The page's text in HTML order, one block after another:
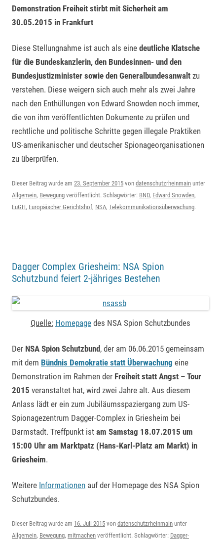
Demonstration Freiheit stirbt mit Sicherheit am
30.05.2015 in Frankfurt
Diese Stellungnahme ist auch als eine deutliche Klatsche
für die Bundeskanzlerin, den Bundesinnen- und den
Bundesjustizminister sowie den Generalbundesanwalt zu
verstehen. Diese weigern sich auch mehr als zwei Jahre
nach den Enthüllungen von Edward Snowden noch immer,
die von ihm veröffentlichten Dokumente zu prüfen und
rechtliche und politische Schritte gegen illegale Praktiken
US-amerikanischer und deutscher Spionageorganisationen
zu überprüfen.
Dieser Beitrag wurde am 23. September 2015 von datenschutzrheinmain unter
Allgemein, Bewegung veröffentlicht. Schlagwörter: BND, Edward Snowden,
EuGH, Europäischer Gerichtshof, NSA, Telekommunikationsüberwachung.
Dagger Complex Griesheim: NSA Spion
Schutzbund feiert 2-jähriges Bestehen
Quelle: Homepage des NSA Spion Schutzbundes
Der NSA Spion Schutzbund, der am 06.06.2015 gemeinsam
mit dem Bündnis Demokratie statt Überwachung eine
Demonstration im Rahmen der Freiheit statt Angst – Tour
2015 veranstaltet hat, wird zwei Jahre alt. Aus diesem
Anlass lädt er ein zum Jubiläumsspaziergang zum US-
Spionagezentrum Dagger-Complex in Griesheim bei
Darmstadt. Treffpunkt ist am Samstag 18.07.2015 um
15:00 Uhr am Marktpatz (Hans-Karl-Platz am Markt) in
Griesheim.
Weitere Informationen auf der Homepage des NSA Spion
Schutzbundes.
Dieser Beitrag wurde am 16. Juli 2015 von datenschutzrheinmain unter
Allgemein, Bewegung, mitmachen veröffentlicht. Schlagwörter: Dagger-